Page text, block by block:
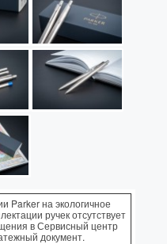
Parker на экологичное
ручек отсутствует
в Сервисный центр
документ.